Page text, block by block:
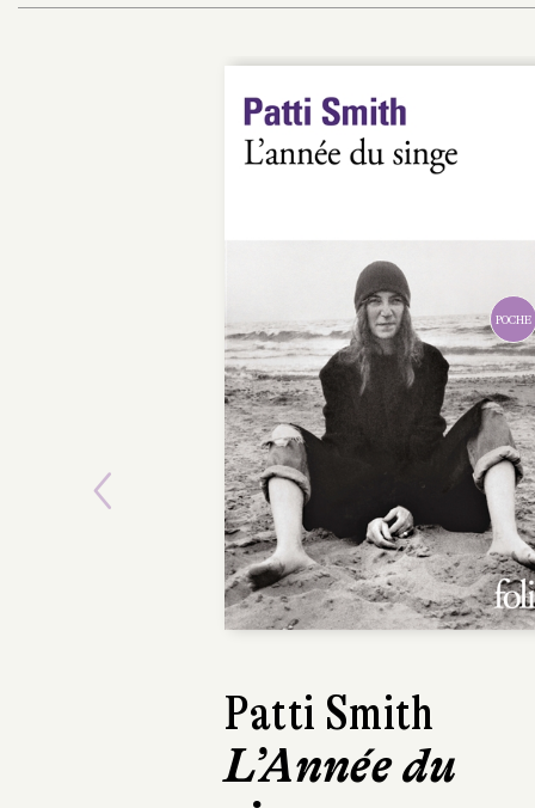
Damon Galgut
La Promesse
Previous